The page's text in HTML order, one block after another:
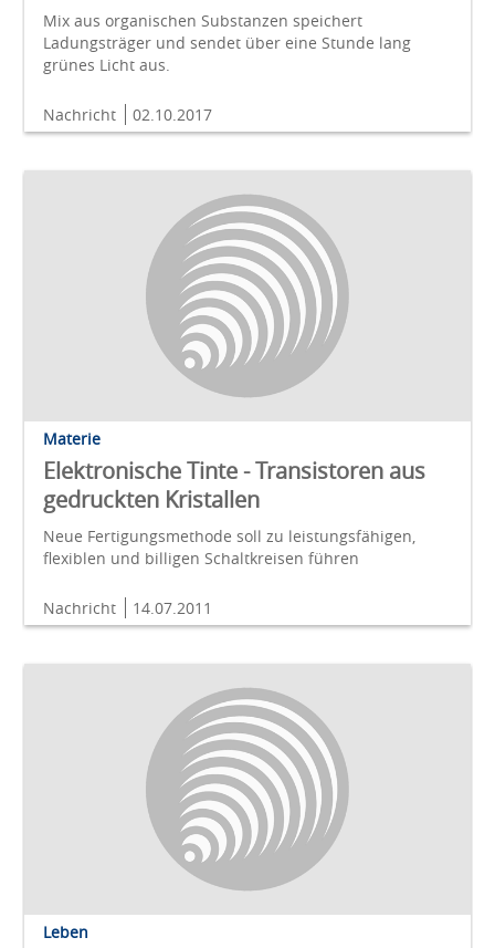
Mix aus organischen Substanzen speichert
Ladungsträger und sendet über eine Stunde lang
grünes Licht aus.
Nachricht 02.10.2017
Materie
Elektronische Tinte - Transistoren aus
gedruckten Kristallen
Neue Fertigungsmethode soll zu leistungsfähigen,
flexiblen und billigen Schaltkreisen führen
Nachricht 14.07.2011
Leben